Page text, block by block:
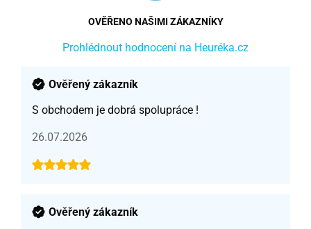
OVĚŘENO NAŠIMI ZÁKAZNÍKY
Prohlédnout hodnocení na Heuréka.cz
Ověřený zákazník
S obchodem je dobrá spolupráce !
26.07.2026
Ověřený zákazník